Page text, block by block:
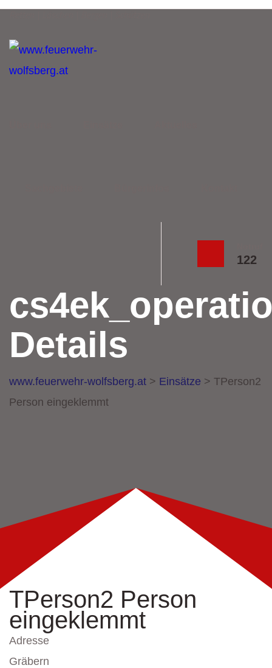
122
Details
www.feuerwehr-wolfsberg.at > Einsätze > TPerson2
Person eingeklemmt
TPerson2 Person
eingeklemmt
Adresse
Gräbern